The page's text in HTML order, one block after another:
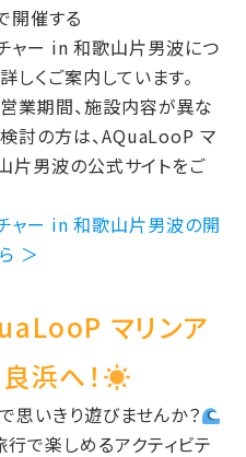
開催する
ャー in 和歌山片男波につ
しくご案内しています。
業期間、施設内容が異な
討の方は、AQuaLooP マ
片男波の公式サイトをご
ャー in 和歌山片男波の開
＞
マリンア
浜へ！
思いきり遊びませんか？
で楽しめるアクティビテ